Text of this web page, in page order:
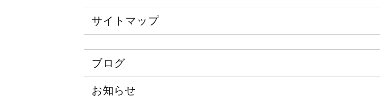
サイトマップ
ブログ
お知らせ